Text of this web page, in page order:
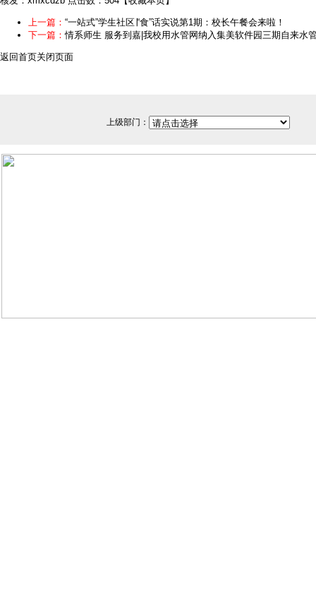
上一篇： “一站式”学生社区∣“食”话实说第1期：校长午餐会来啦！
下一篇：情系师生 服务到嘉|我校用水管网纳入集美软件园三期自来水
返回首页关闭页面
上级部门：